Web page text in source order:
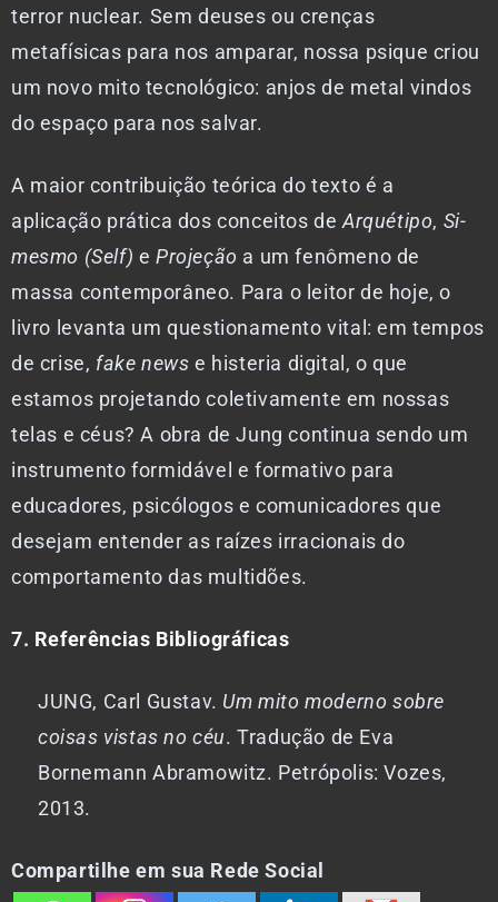
terror nuclear. Sem deuses ou crenças
metafísicas para nos amparar, nossa psique criou
um novo mito tecnológico: anjos de metal vindos
do espaço para nos salvar.
A maior contribuição teórica do texto é a
aplicação prática dos conceitos deArquétipo, Si-
mesmo (Self) eProjeção a um fenômeno de
massa contemporâneo. Para o leitor de hoje, o
livro levanta um questionamento vital: em tempos
de crise, fake news e histeria digital, o que
estamos projetando coletivamente em nossas
telas e céus? A obra de Jung continua sendo um
instrumento formidável e formativo para
educadores, psicólogos e comunicadores que
desejam entender as raízes irracionais do
comportamento das multidões.
7. Referências Bibliográficas
JUNG, Carl Gustav. Um mito moderno sobre
coisas vistas no céu. Tradução de Eva
Bornemann Abramowitz. Petrópolis: Vozes,
2013.
Compartilhe em sua Rede Social